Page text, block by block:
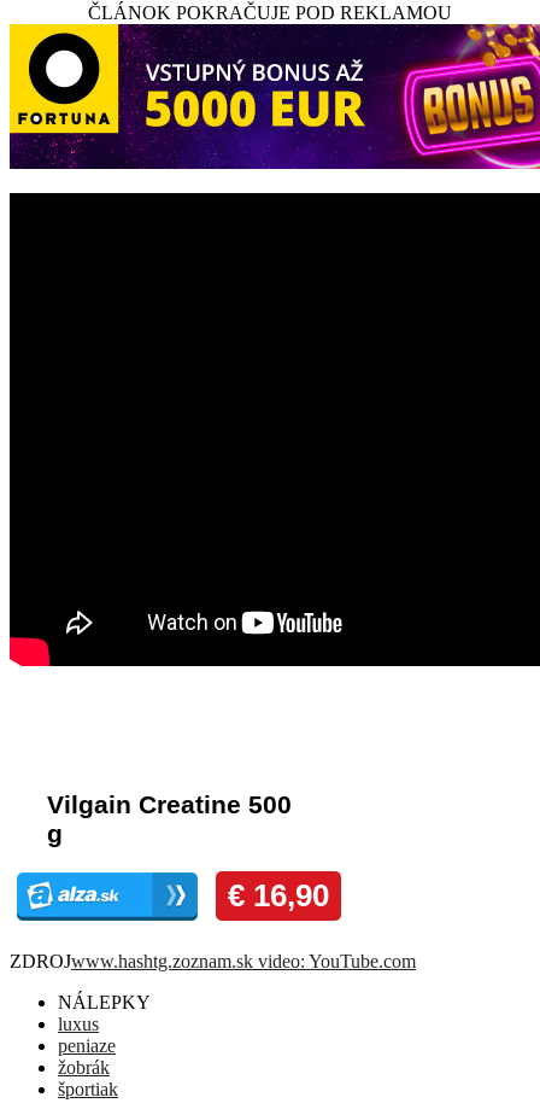
ČLÁNOK POKRAČUJE POD REKLAMOU
ZDROJwww.hashtg.zoznam.sk video: YouTube.com
NÁLEPKY
luxus
peniaze
žobrák
športiak